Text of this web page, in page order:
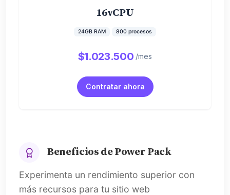
16vCPU
24GB RAM 800 procesos
$1.023.500 /mes
Contratar ahora
Beneficios de Power Pack
Experimenta un rendimiento superior con
más recursos para tu sitio web